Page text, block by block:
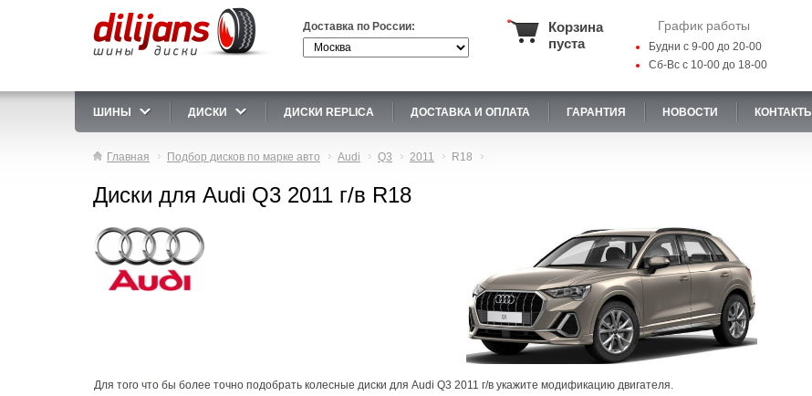
Доставка по России:
Корзина
пуста
График работы
Будни с 9-00 до 20-00
Сб-Вс с 10-00 до 18-00
ШИНЫ ДИСКИ ДИСКИ REPLICA ДОСТАВКА И ОПЛАТА ГАРАНТИЯ НОВОСТИ КОНТАКТЫ
Главная Подбор дисков по марке авто Audi Q3 2011 R18
Диски для Audi Q3 2011 г/в R18
Для того что бы более точно подобрать колесные диски для Audi Q3 2011 г/в укажите модификацию двигателя.